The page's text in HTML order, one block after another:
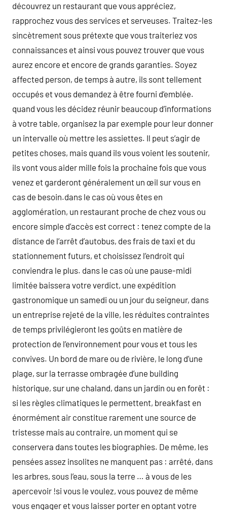
découvrez un restaurant que vous appréciez,
rapprochez vous des services et serveuses. Traitez-les
sincètrement sous prétexte que vous traiteriez vos
connaissances et ainsi vous pouvez trouver que vous
aurez encore et encore de grands garanties. Soyez
affected person, de temps à autre, ils sont tellement
occupés et vous demandez à être fourni d’emblée.
quand vous les décidez réunir beaucoup d’informations
à votre table, organisez la par exemple pour leur donner
un intervalle où mettre les assiettes. Il peut s’agir de
petites choses, mais quand ils vous voient les soutenir,
ils vont vous aider mille fois la prochaine fois que vous
venez et garderont généralement un œil sur vous en
cas de besoin.dans le cas où vous êtes en
agglomération, un restaurant proche de chez vous ou
encore simple d’accès est correct : tenez compte de la
distance de l’arrêt d’autobus, des frais de taxi et du
stationnement futurs, et choisissez l’endroit qui
conviendra le plus. dans le cas où une pause-midi
limitée baissera votre verdict, une expédition
gastronomique un samedi ou un jour du seigneur, dans
un entreprise rejeté de la ville, les réduites contraintes
de temps privilégieront les goûts en matière de
protection de l’environnement pour vous et tous les
convives. Un bord de mare ou de rivière, le long d’une
plage, sur la terrasse ombragée d’une building
historique, sur une chaland, dans un jardin ou en forêt :
si les règles climatiques le permettent, breakfast en
énormément air constitue rarement une source de
tristesse mais au contraire, un moment qui se
conservera dans toutes les biographies. De même, les
pensées assez insolites ne manquent pas : arrêté, dans
les arbres, sous l’eau, sous la terre … à vous de les
apercevoir !si vous le voulez, vous pouvez de même
vous engager et vous laisser porter en optant votre